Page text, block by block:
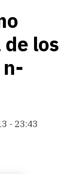
los
- 23:43